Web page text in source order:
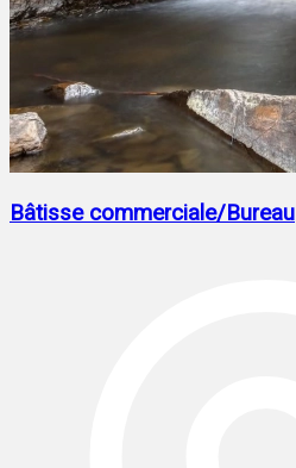
Bâtisse commerciale/Bureau